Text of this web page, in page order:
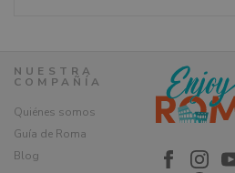
abundan en tradición, artesanías y
Con un corto viaje en barco desde el
Venecia podrás disfrutar de un
venecianas
que será sin duda uno de
fascinantes para hacer en un día y la
el verdadero centro y encanto del
NUESTRA
COMPAÑÍA
Quiénes somos
Guía de Roma
Blog